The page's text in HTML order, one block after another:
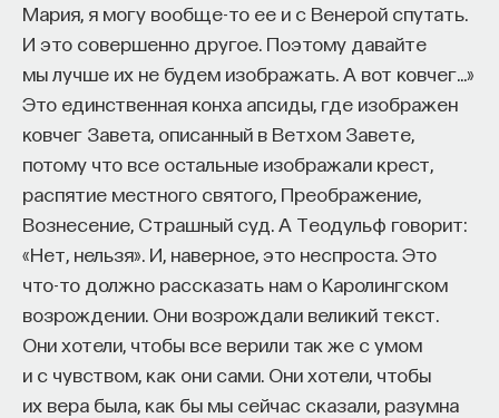
Мария, я могу вообще-то ее и с Венерой спутать.
И это совершенно другое. Поэтому давайте
мы лучше их не будем изображать. А вот ковчег…»
Это единственная конха апсиды, где изображен
ковчег Завета, описанный в Ветхом Завете,
потому что все остальные изображали крест,
распятие местного святого, Преображение,
Вознесение, Страшный суд. А Теодульф говорит:
«Нет, нельзя». И, наверное, это неспроста. Это
что-то должно рассказать нам о Каролингском
возрождении. Они возрождали великий текст.
Они хотели, чтобы все верили так же с умом
и с чувством, как они сами. Они хотели, чтобы
их вера была, как бы мы сейчас сказали, разумна